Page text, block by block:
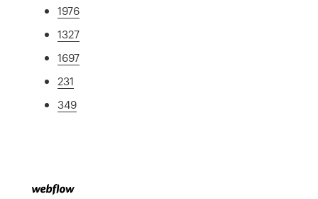
1976
1327
1697
231
349